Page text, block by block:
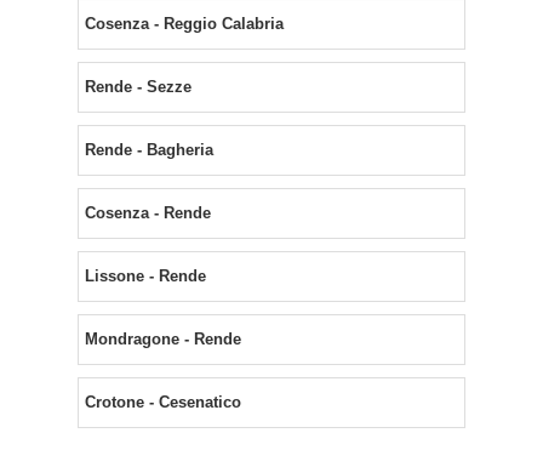
Cosenza - Reggio Calabria
Rende - Sezze
Rende - Bagheria
Cosenza - Rende
Lissone - Rende
Mondragone - Rende
Crotone - Cesenatico